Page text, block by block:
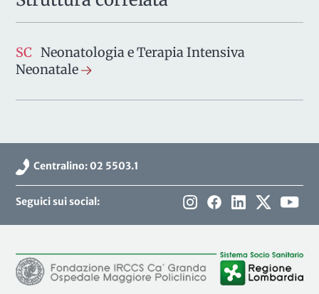
SC Neonatologia e Terapia Intensiva
Neonatale
Centralino: 02 5503.1
Seguici sui social: